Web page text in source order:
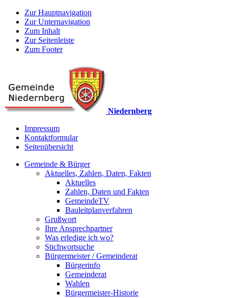
Zur Hauptnavigation
Zur Unternavigation
Zum Inhalt
Zur Seitenleiste
Zum Footer
Niedernberg
Impressum
Kontaktformular
Seitenübersicht
Gemeinde & Bürger
Aktuelles, Zahlen, Daten, Fakten
Aktuelles
Zahlen, Daten und Fakten
GemeindeTV
Bauleitplanverfahren
Grußwort
Ihre Ansprechpartner
Was erledige ich wo?
Stichwortsuche
Bürgermeister / Gemeinderat
Bürgerinfo
Gemeinderat
Wahlen
Bürgermeister-Historie